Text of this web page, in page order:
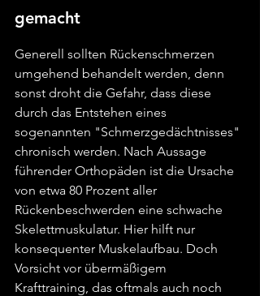
gemacht
Generell sollten Rückenschmerzen
umgehend behandelt werden, denn
sonst droht die Gefahr, dass diese
durch das Entstehen eines
sogenannten "Schmerzgedächtnisses"
chronisch werden. Nach Aussage
führender Orthopäden ist die Ursache
von etwa 80 Prozent aller
Rückenbeschwerden eine schwache
Skelettmuskulatur. Hier hilft nur
konsequenter Muskelaufbau. Doch
Vorsicht vor übermäßigem
Krafttraining, das oftmals auch noch